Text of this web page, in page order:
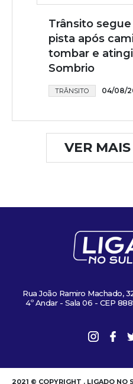
Trânsito
pista após
tombar e
Sombrio
TRÂNSITO 04/08/
VER
Rua João Ramiro Machado,
4º Andar - Sala 06 - CEP
2021 © COPYRIGHT . LIGADO NO